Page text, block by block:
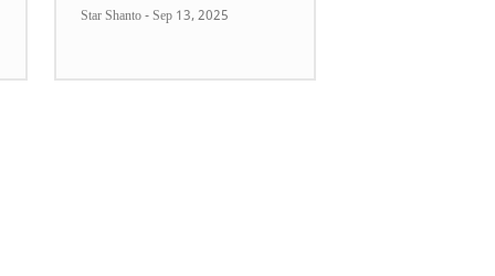
Star Shanto-Sep 13, 2025